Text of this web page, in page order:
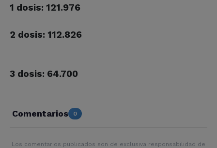
1 dosis: 121.976
2 dosis: 112.826
3 dosis: 64.700
Comentarios 0
Los comentarios publicados son de exclusiva responsabilidad de